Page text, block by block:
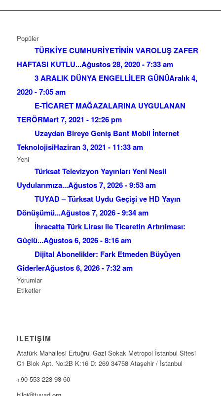
Popüler
TÜRKİYE CUMHURİYETİNİN VAROLUŞ ZAFER
HAFTASI KUTLU...Ağustos 28, 2020 - 7:33 am
3 ARALIK DÜNYA ENGELLİLER GÜNÜAralık 4,
2020 - 7:05 am
E-TİCARET MAĞAZALARINA UYGULANAN
TERÖRMart 7, 2021 - 12:26 pm
Uzaydan Bireye Geniş Bant Mobil İnternet
TeknolojisiHaziran 3, 2021 - 11:33 am
Yeni
Türksat Televizyon Yayınları Yeni Nesil
Uydularımıza...Ağustos 7, 2026 - 9:53 am
TUYAD – Türksat Uydu Geçişi ve HD Yayın
Dönüşümü...Ağustos 7, 2026 - 9:34 am
İhracatta Türk Lirası ile Ticaretin Artırılması:
Güçlü...Ağustos 6, 2026 - 8:16 am
Dijital Abonelikler: Fark Etmeden Büyüyen
GiderlerAğustos 6, 2026 - 7:32 am
Yorumlar
Etiketler
İLETİŞİM
Atatürk Mahallesi Ertuğrul Gazi Sokak Metropol İstanbul Sitesi
C1 Blok Apt. No:2B K:16 D: 269 34758 Ataşehir / İstanbul
+90 553 228 98 60